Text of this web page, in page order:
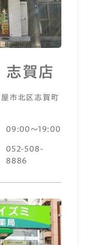
賀店
市北区志賀町
09:00～19:00
052-508-
8886